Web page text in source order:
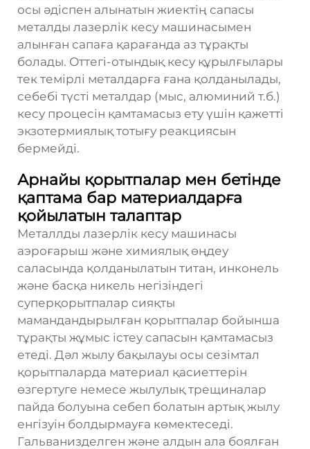
осы әдіспен алынатын жиектің сапасы
металды лазерлік кесу машинасымен
алынған сапаға қарағанда аз тұрақты
болады. Оттегі-отындық кесу құрылғылары
тек темірлі металдарға ғана қолданылады,
себебі түсті металдар (мыс, алюминий т.б.)
кесу процесін қамтамасыз ету үшін қажетті
экзотермиялық тотығу реакциясын
бермейді.
Арнайы қорытпалар мен бетінде
қаптама бар материалдарға
қойылатын талаптар
Металлды лазерлік кесу машинасы
аэроғарыш және химиялық өңдеу
саласында қолданылатын титан, инконель
және басқа никель негізіндегі
суперқорытпалар сияқты
мамандандырылған қорытпалар бойынша
тұрақты жұмыс істеу сапасын қамтамасыз
етеді. Дәл жылу бақылауы осы сезімтал
қорытпаларда материал қасиеттерін
өзгертуге немесе жылулық трещиналар
пайда болуына себеп болатын артық жылу
енгізуін болдырмауға көмектеседі.
Гальванизделген және алдын ала боялған